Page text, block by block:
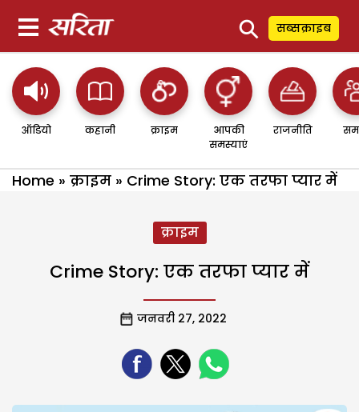
⚲ सब्सक्राइब
ऑडियो कहानी क्राइम
आपकी
समस्याएं
राजनीति
Home » क्राइम » Crime Story: एक तरफा प्यार में
क्राइम
Crime Story: एक तरफा प्यार में
जनवरी 27, 2022